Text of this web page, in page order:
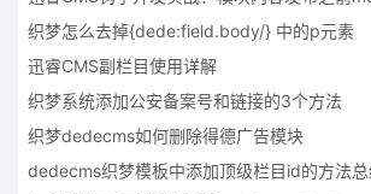
织梦怎么去掉{dede:field.body/} 中的p元素
迅睿CMS副栏目使用详解
织梦系统添加公安备案号和链接的3个方法
织梦dedecms如何删除得德广告模块
dedecms织梦模板中添加顶级栏目id的方法